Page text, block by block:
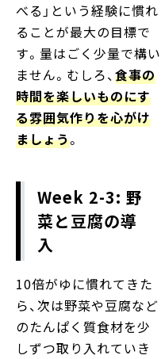
べる」という経験に慣れ
ることが最大の目標で
す。量はごく少量で構い
ません。むしろ、 食事の
時間を楽しいものにす
る雰囲気作りを心がけ
ましょう。
Week 2-3: 野
菜と豆腐の導
入
10倍がゆに慣れてきた
ら、次は野菜や豆腐など
のたんぱく質食材を少
しずつ取り入れていき